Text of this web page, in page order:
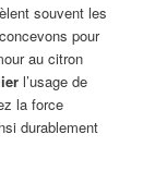
souvent les
pour
au citron
l’usage de
la force
durablement